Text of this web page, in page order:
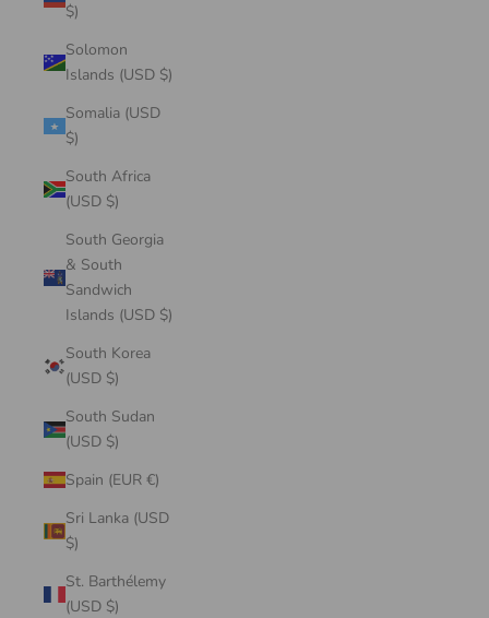
$)
Solomon
Islands (USD $)
Somalia (USD
$)
South Africa
(USD $)
South Georgia
& South
Sandwich
Islands (USD $)
South Korea
(USD $)
South Sudan
(USD $)
Spain (EUR €)
Sri Lanka (USD
$)
St. Barthélemy
(USD $)